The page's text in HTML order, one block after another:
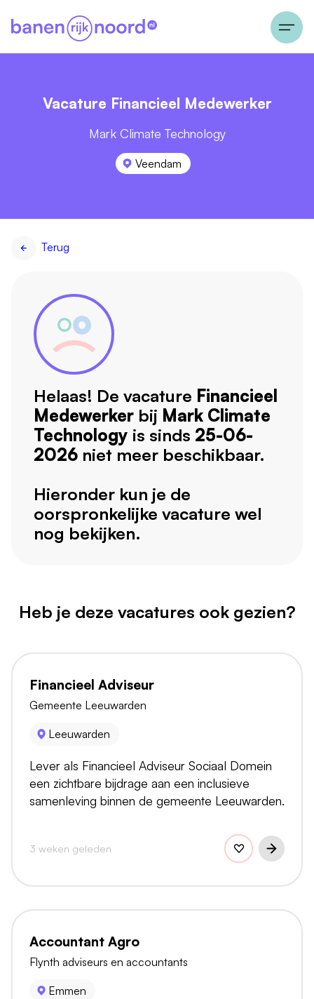
Vacature Financieel Medewerker
Mark Climate Technology
Veendam
Terug
Helaas! De vacature Financieel
Medewerker bij Mark Climate
Technology is sinds 25-06-
2026 niet meer beschikbaar.
Hieronder kun je de
oorspronkelijke vacature wel
nog bekijken.
Heb je deze vacatures ook gezien?
Financieel Adviseur
Gemeente Leeuwarden
Leeuwarden
Lever als Financieel Adviseur Sociaal Domein
een zichtbare bijdrage aan een inclusieve
samenleving binnen de gemeente Leeuwarden.
3 weken geleden
Accountant Agro
Flynth adviseurs en accountants
Emmen